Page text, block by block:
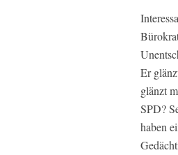
Er
glänzt
SPD?
haben